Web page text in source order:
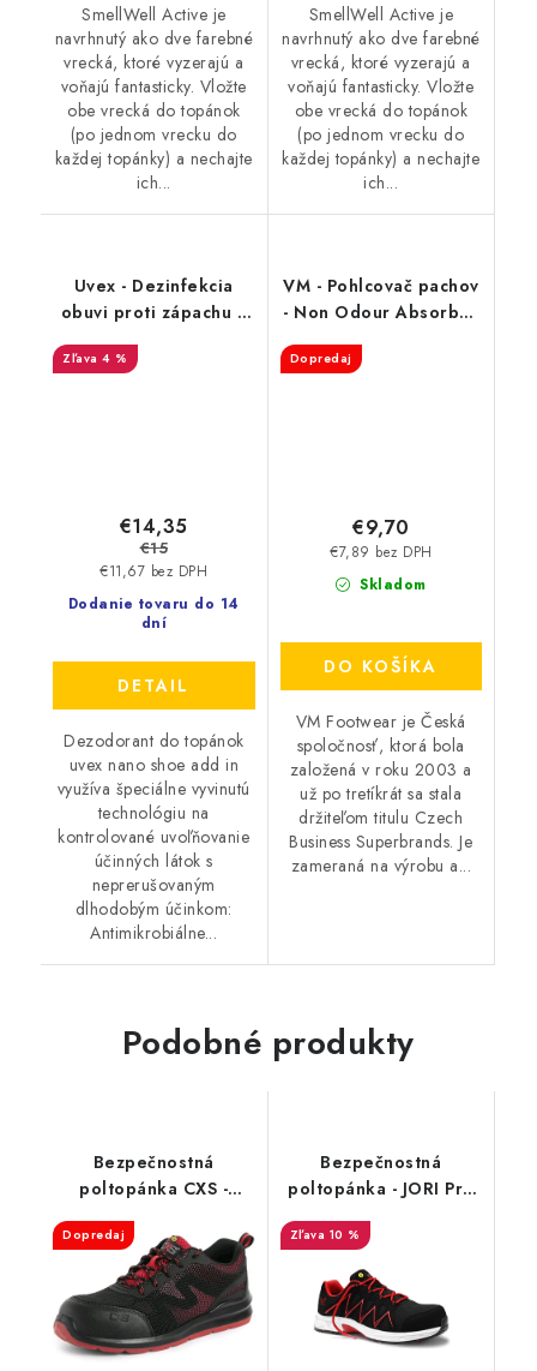
SmellWell Active je
navrhnutý ako dve farebné
vrecká, ktoré vyzerajú a
voňajú fantasticky. Vložte
obe vrecká do topánok
(po jednom vrecku do
každej topánky) a nechajte
ich...
SmellWell Active je
navrhnutý ako dve farebné
vrecká, ktoré vyzerajú a
voňajú fantasticky. Vložte
obe vrecká do topánok
(po jednom vrecku do
každej topánky) a nechajte
ich...
Uvex - Dezinfekcia
obuvi proti zápachu a
9698/3
4 %
Dodanie tovaru do 14
dní
€11,67 bez DPH
€14,35
€15
DETAIL
Dezodorant do topánok
uvex nano shoe add in
využíva špeciálne vyvinutú
technológiu na
kontrolované uvoľňovanie
účinných látok s
neprerušovaným
dlhodobým účinkom:
Antimikrobiálne...
VM - Pohlcovač pachov
- Non Odour Absorber
Dopredaj
Skladom
€7,89 bez DPH
€9,70
DO KOŠÍKA
VM Footwear je Česká
spoločnosť, ktorá bola
založená v roku 2003 a
už po tretíkrát sa stala
držiteľom titulu Czech
Business Superbrands. Je
zameraná na výrobu a...
Podobné produkty
Bezpečnostná
poltopánka CXS -
Island Paros S1P ESD
Dopredaj
Bezpečnostná
poltopánka - JORI Pro
Speedy Low S3 ESD -
čierna - červená 35674
10 %